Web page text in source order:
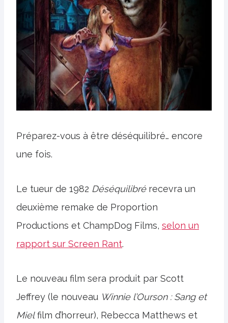
Préparez-vous à être déséquilibré… encore
une fois.
Le tueur de 1982 Déséquilibrérecevra un
deuxième remake de Proportion
Productions et ChampDog Films, selon un
rapport sur Screen Rant.
Le nouveau film sera produit par Scott
Jeffrey (le nouveau Winnie l’Ourson : Sang et
Mielfilm d’horreur), Rebecca Matthews et